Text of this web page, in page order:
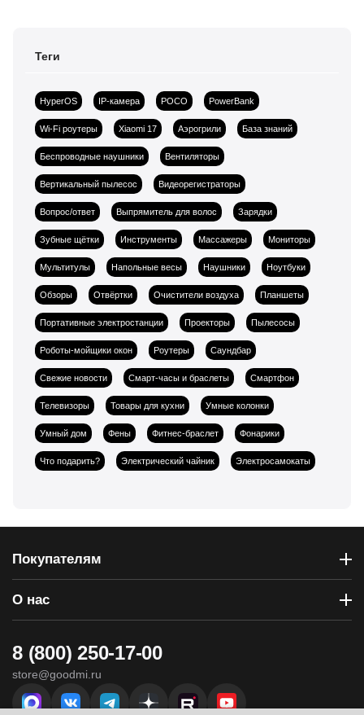
Теги
HyperOS IP-камера POCO PowerBank
Wi-Fi роутеры Xiaomi 17 Аэрогрили База знаний
Беспроводные наушники Вентиляторы
Вертикальный пылесос Видеорегистраторы
Вопрос/ответ Выпрямитель для волос Зарядки
Зубные щётки Инструменты Массажеры Мониторы
Мультитулы Напольные весы Наушники Ноутбуки
Обзоры Отвёртки Очистители воздуха Планшеты
Портативные электростанции Проекторы Пылесосы
Роботы-мойщики окон Роутеры Саундбар
Свежие новости Смарт-часы и браслеты Смартфон
Телевизоры Товары для кухни Умные колонки
Умный дом Фены Фитнес-браслет Фонарики
Что подарить? Электрический чайник Электросамокаты
Покупателям
О нас
8 (800) 250-17-00
store@goodmi.ru